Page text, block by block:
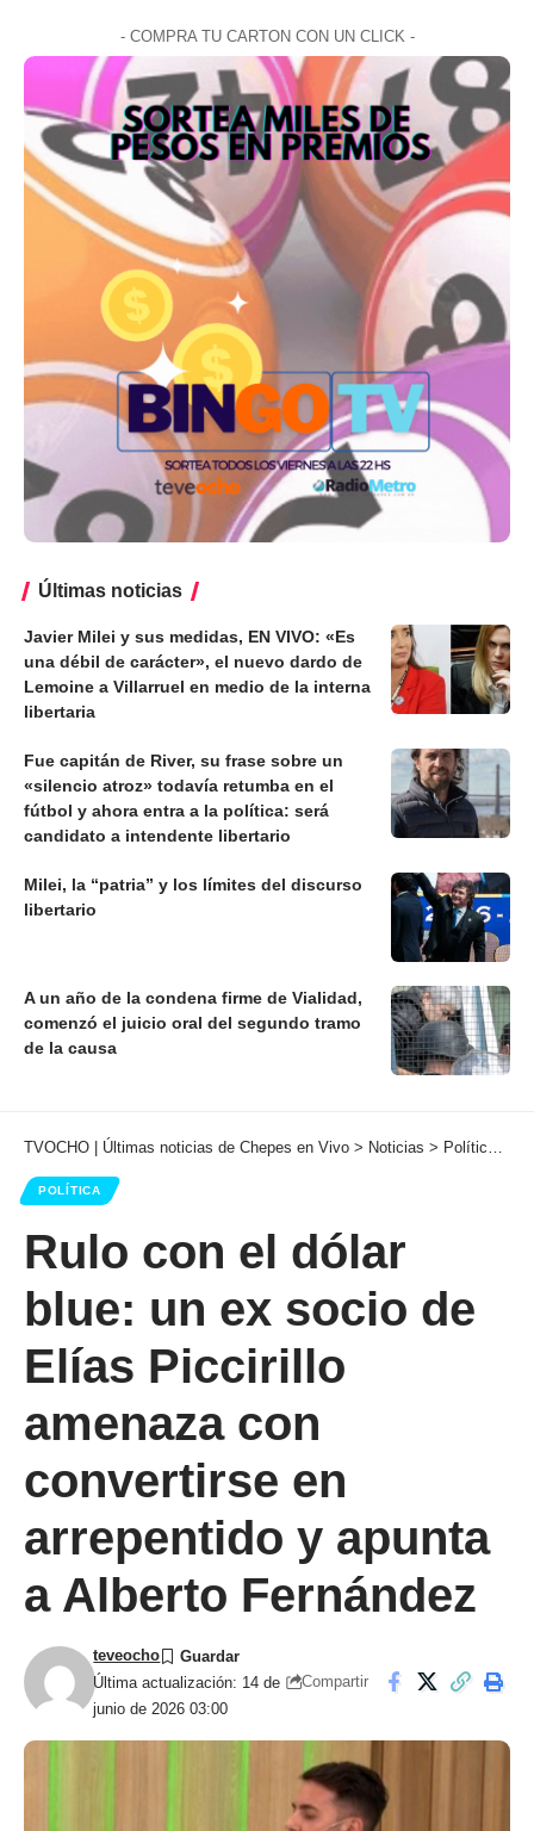
- COMPRA TU CARTON CON UN CLICK -
Últimas noticias
Javier Milei y sus medidas, EN VIVO: «Es
una débil de carácter», el nuevo dardo de
Lemoine a Villarruel en medio de la interna
libertaria
Fue capitán de River, su frase sobre un
«silencio atroz» todavía retumba en el
fútbol y ahora entra a la política: será
candidato a intendente libertario
Milei, la “patria” y los límites del discurso
libertario
A un año de la condena firme de Vialidad,
comenzó el juicio oral del segundo tramo
de la causa
TVOCHO | Últimas noticias de Chepes en Vivo > Noticias > Política
POLÍTICA
Rulo con el dólar
blue: un ex socio de
Elías Piccirillo
amenaza con
convertirse en
arrepentido y apunta
a Alberto Fernández
Última actualización: 14 de
junio de 2026 03:00
teveocho
Compartir